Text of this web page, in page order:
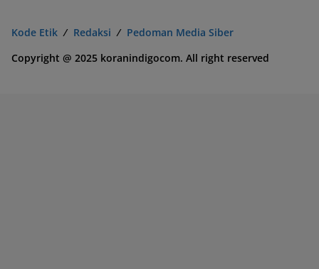
Kode Etik Redaksi
Pedoman Media Siber
Copyright @ 2025 koranindigocom. All right reserved